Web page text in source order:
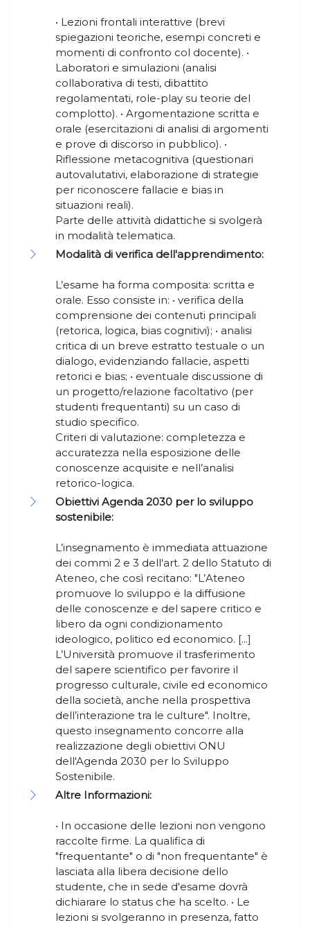
• Lezioni frontali interattive (brevi
spiegazioni teoriche, esempi concreti e
momenti di confronto col docente). •
Laboratori e simulazioni (analisi
collaborativa di testi, dibattito
regolamentati, role-play su teorie del
complotto). • Argomentazione scritta e
orale (esercitazioni di analisi di argomenti
e prove di discorso in pubblico). •
Riflessione metacognitiva (questionari
autovalutativi, elaborazione di strategie
per riconoscere fallacie e bias in
situazioni reali).
Parte delle attività didattiche si svolgerà
in modalità telematica.
Modalità di verifica dell'apprendimento:
L’esame ha forma composita: scritta e
orale. Esso consiste in: • verifica della
comprensione dei contenuti principali
(retorica, logica, bias cognitivi); • analisi
critica di un breve estratto testuale o un
dialogo, evidenziando fallacie, aspetti
retorici e bias; • eventuale discussione di
un progetto/relazione facoltativo (per
studenti frequentanti) su un caso di
studio specifico.
Criteri di valutazione: completezza e
accuratezza nella esposizione delle
conoscenze acquisite e nell’analisi
retorico-logica.
Obiettivi Agenda 2030 per lo sviluppo
sostenibile:
L’insegnamento è immediata attuazione
dei commi 2 e 3 dell'art. 2 dello Statuto di
Ateneo, che così recitano: "L’Ateneo
promuove lo sviluppo e la diffusione
delle conoscenze e del sapere critico e
libero da ogni condizionamento
ideologico, politico ed economico. [...]
L’Università promuove il trasferimento
del sapere scientifico per favorire il
progresso culturale, civile ed economico
della società, anche nella prospettiva
dell’interazione tra le culture". Inoltre,
questo insegnamento concorre alla
realizzazione degli obiettivi ONU
dell'Agenda 2030 per lo Sviluppo
Sostenibile.
Altre Informazioni:
• In occasione delle lezioni non vengono
raccolte firme. La qualifica di
"frequentante" o di "non frequentante" è
lasciata alla libera decisione dello
studente, che in sede d'esame dovrà
dichiarare lo status che ha scelto. • Le
lezioni si svolgeranno in presenza, fatto